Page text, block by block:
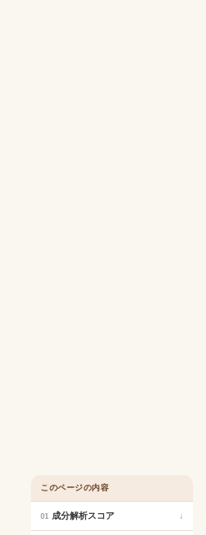
このページの内容
01 成分解析スコア ↓